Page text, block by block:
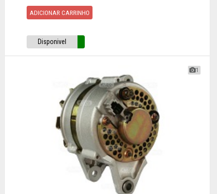
ADICIONAR CARRINHO
Disponivel
1